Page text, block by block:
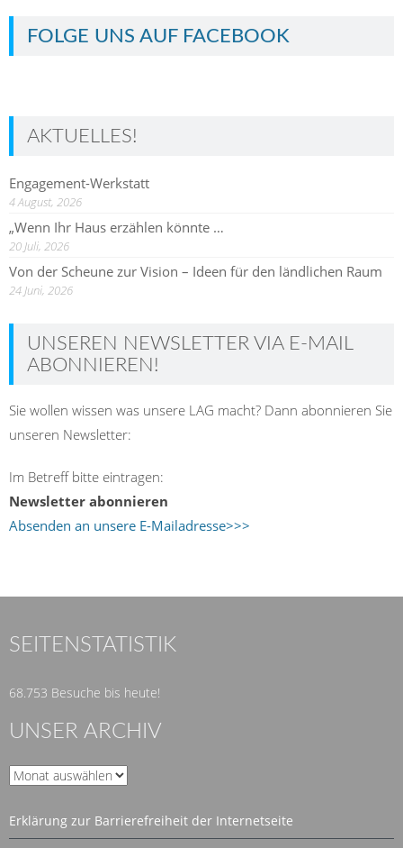
FOLGE UNS AUF FACEBOOK
AKTUELLES!
Engagement-Werkstatt
4 August, 2026
„Wenn Ihr Haus erzählen könnte …
20 Juli, 2026
Von der Scheune zur Vision – Ideen für den ländlichen Raum
24 Juni, 2026
UNSEREN NEWSLETTER VIA E-MAIL
ABONNIEREN!
Sie wollen wissen was unsere LAG macht? Dann abonnieren Sie
unseren Newsletter:
Im Betreff bitte eintragen:
Newsletter abonnieren
Absenden an unsere E-Mailadresse>>>
SEITENSTATISTIK
68.753 Besuche bis heute!
UNSER ARCHIV
Unser
Erklärung zur Barrierefreiheit der Internetseite